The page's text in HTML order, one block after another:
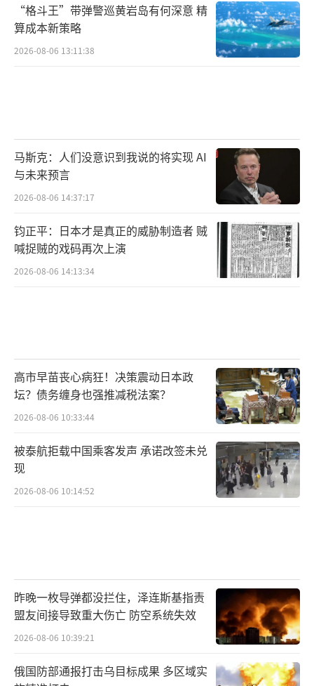
“格斗王”带弹警巡黄岩岛有何深意 精
算成本新策略
2026-08-06 13:11:38
马斯克：人们没意识到我说的将实现 AI
与未来预言
2026-08-06 14:37:17
钧正平：日本才是真正的威胁制造者 贼
喊捉贼的戏码再次上演
2026-08-06 14:13:34
高市早苗丧心病狂！决策震动日本政
坛？债务缠身也强推减税法案？
2026-08-06 10:33:44
被泰航拒载中国乘客发声 承诺改签未兑
现
2026-08-06 10:14:52
昨晚一枚导弹都没拦住，泽连斯基指责
盟友间接导致重大伤亡 防空系统失效
2026-08-06 10:39:21
俄国防部通报打击乌目标成果 多区域实